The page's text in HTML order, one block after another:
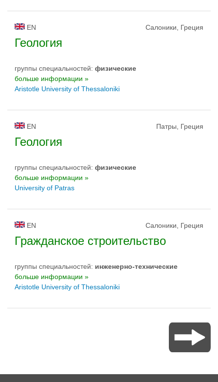
EN Салоники, Греция
Геология
группы специальностей: физическиe
больше информации »
Aristotle University of Thessaloniki
EN Патры, Греция
Геология
группы специальностей: физическиe
больше информации »
University of Patras
EN Салоники, Греция
Гражданское строительство
группы специальностей: инженерно-техническиe
больше информации »
Aristotle University of Thessaloniki